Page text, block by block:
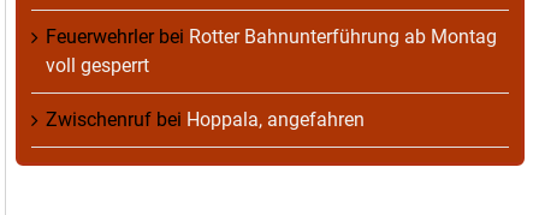
Feuerwehrlerbei Rotter Bahnunterführung ab Montag
voll gesperrt
Zwischenruf bei Hoppala, angefahren